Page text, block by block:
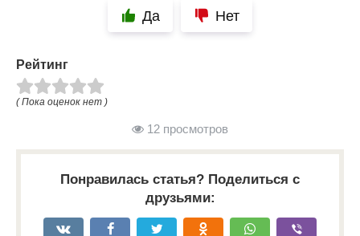
Да Нет
Рейтинг
( Пока оценок нет )
12 просмотров
Понравилась статья? Поделиться с
друзьями: